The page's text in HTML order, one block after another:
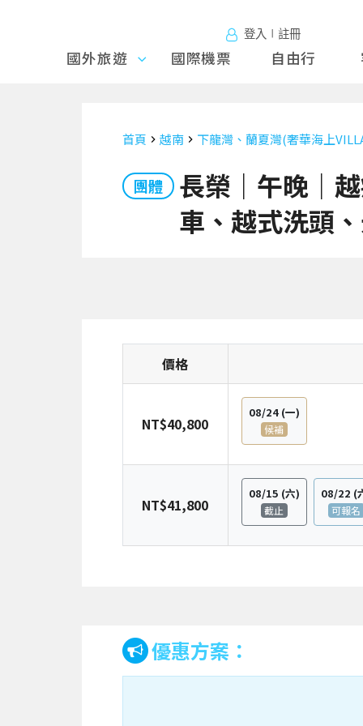
登入∣註冊
國外旅
國外旅遊 國際機票 自由行
首頁 越南 下龍灣、蘭夏灣(奢華海上
團體
長榮｜午晚｜
車、越式洗頭
優惠方案：
價格
NT$40,800
08/24 (一)
候補
NT$41,800
08/15 (六)
截止
08/22 (
可報名